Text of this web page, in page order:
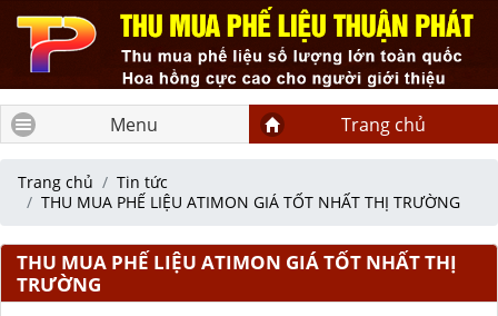
Menu Trang chủ
Trang chủ
Tin tức
THU MUA PHẾ LIỆU ATIMON GIÁ TỐT NHẤT THỊ TRƯỜNG
THU MUA PHẾ LIỆU ATIMON GIÁ TỐT NHẤT THỊ
TRƯỜNG